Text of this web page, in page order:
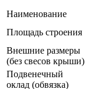
Наименование
Площадь строения
Внешние размеры
(без свесов крыши)
Подвенечный
оклад (обвязка)